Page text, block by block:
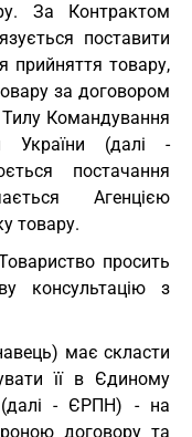
За Контрактом
поставити
прийняття товару,
за договором
Тилу Командування
України (далі -
постачання
Агенцією
товару.
просить
консультацію з
має скласти
її в Єдиному
(далі - ЄРПН) - на
договору та